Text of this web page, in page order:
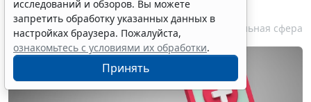
ОМС
7 августа 2026 13:19 Социальная сфера
исследований и обзоров. Вы можете
запретить обработку указанных данных в
настройках браузера. Пожалуйста,
ознакомьтесь с условиями их обработки.
Принять